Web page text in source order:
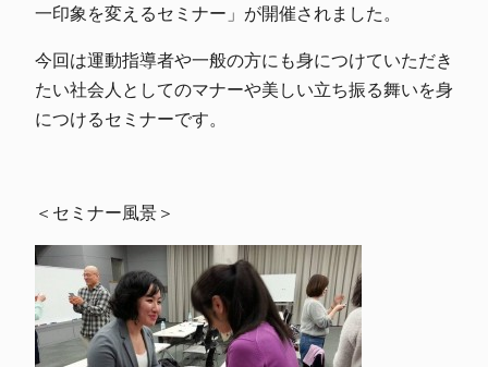
一印象を変えるセミナー」が開催されました。
今回は運動指導者や一般の方にも身につけていただき
たい社会人としてのマナーや美しい立ち振る舞いを身
につけるセミナーです。
＜セミナー風景＞